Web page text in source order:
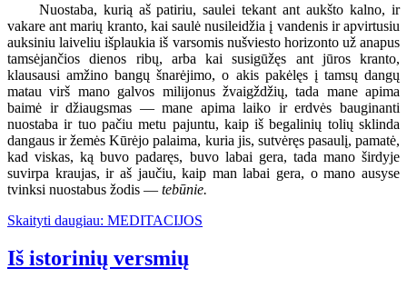
Nuostaba, kurią aš patiriu, saulei tekant ant aukšto kalno, ir
vakare ant marių kranto, kai saulė nusileidžia į vandenis ir apvirtusiu
auksiniu laiveliu išplaukia iš varsomis nušviesto horizonto už anapus
tamsėjančios dienos ribų, arba kai susigūžęs ant jūros kranto,
klausausi amžino bangų šnarėjimo, o akis pakėlęs į tamsų dangų
matau virš mano galvos milijonus žvaigždžių, tada mane apima
baimė ir džiaugsmas — mane apima laiko ir erdvės bauginanti
nuostaba ir tuo pačiu metu pajuntu, kaip iš begalinių tolių sklinda
dangaus ir žemės Kūrėjo palaima, kuria jis, sutvėręs pasaulį, pamatė,
kad viskas, ką buvo padaręs, buvo labai gera, tada mano širdyje
suvirpa kraujas, ir aš jaučiu, kaip man labai gera, o mano ausyse
tvinksi nuostabus žodis — tebūnie.
Skaityti daugiau: MEDITACIJOS
Iš istorinių versmių